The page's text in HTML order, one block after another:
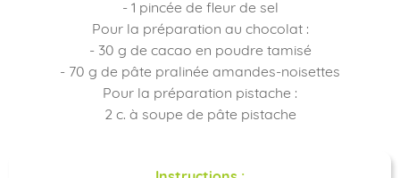
- 1 pincée de fleur de sel
Pour la préparation au chocolat :
- 30 g de cacao en poudre tamisé
- 70 g de pâte pralinée amandes-noisettes
Pour la préparation pistache :
2 c. à soupe de pâte pistache